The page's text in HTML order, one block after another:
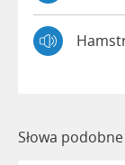
Słowa